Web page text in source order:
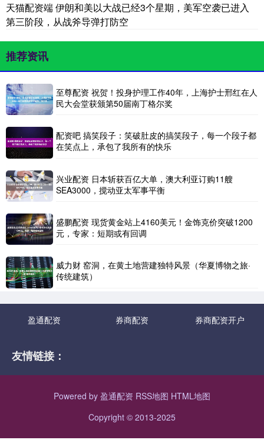
天猫配资端 伊朗和美以大战已经3个星期，美军空袭已进入
第三阶段，从战斧导弹打防空
推荐资讯
至尊配资 祝贺！投身护理工作40年，上海护士邢红在人
民大会堂获颁第50届南丁格尔奖
配资吧 搞笑段子：笑破肚皮的搞笑段子，每一个段子都
在笑点上，承包了我所有的快乐
兴业配资 日本斩获百亿大单，澳大利亚订购11艘
SEA3000，搅动亚太军事平衡
盛鹏配资 现货黄金站上4160美元！金饰克价突破1200
元，专家：短期或有回调
威力财 窑洞，在黄土地营建独特风景（华夏博物之旅·
传统建筑）
盈通配资 券商配资 券商配资开户
友情链接：
Powered by 盈通配资 RSS地图 HTML地图
Copyright © 2013-2025